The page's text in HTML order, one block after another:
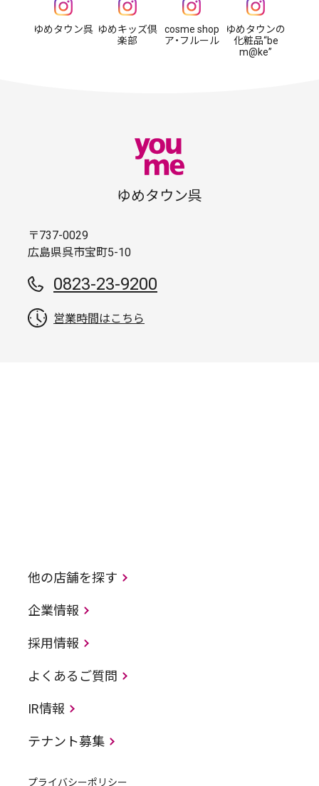
ゆめタウン呉 ゆめキッズ倶
楽部
cosme shop
ア・フルール
ゆめタウンの
化粧品“be
m@ke”
ゆめタウン呉
〒737-0029
広島県呉市宝町5-10
0823-23-9200
営業時間はこちら
他の店舗を探す
企業情報
採用情報
よくあるご質問
IR情報
テナント募集
プライバシーポリシー